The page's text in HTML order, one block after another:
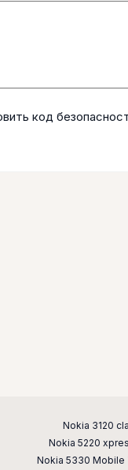
Nokia 3120
Nokia 5220
Nokia 5330 Mobile